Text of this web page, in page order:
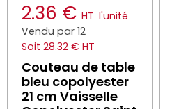
2.36 € HT l'unité
Vendu par 12
Soit 28.32 € HT
Couteau de table
bleu copolyester
21 cm Vaisselle